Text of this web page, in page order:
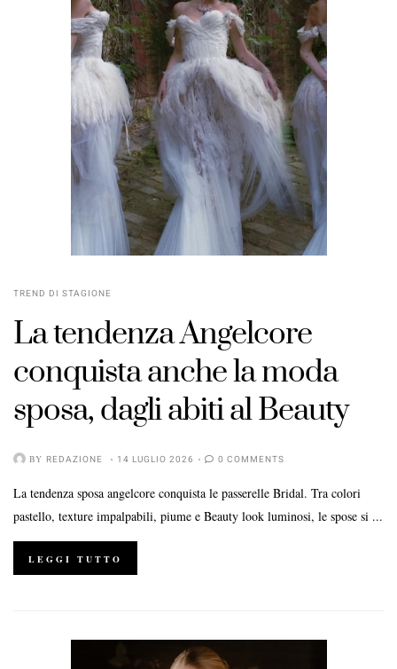
TREND DI STAGIONE
La tendenza Angelcore
conquista anche la moda
sposa, dagli abiti al Beauty
BY REDAZIONE 14 LUGLIO 2026 0 COMMENTS
La tendenza sposa angelcore conquista le passerelle Bridal. Tra colori
pastello, texture impalpabili, piume e Beauty look luminosi, le spose si ...
LEGGI TUTTO